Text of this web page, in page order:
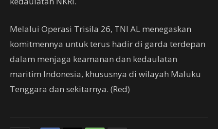
Melalui Operasi Trisila 26, TNI AL menegaskan
komitmennya untuk terus hadir di garda terdepan
dalam menjaga keamanan dan kedaulatan
maritim Indonesia, khususnya di wilayah Maluku
Tenggara dan sekitarnya. (Red)